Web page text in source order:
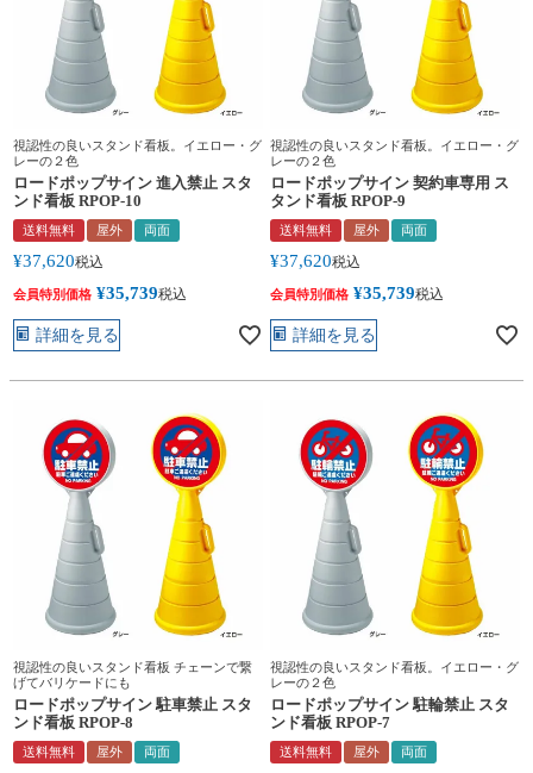
視認性の良いスタンド看板。イエロー・グ
レーの２色
ロードポップサイン 進入禁止 スタ
ンド看板 RPOP-10
送料無料 屋外 両面
¥37,620税込
会員特別価格 ¥35,739税込
詳細を見る
視認性の良いスタンド看板。イエロー・グ
レーの２色
ロードポップサイン 契約車専用 ス
タンド看板 RPOP-9
送料無料 屋外 両面
¥37,620税込
会員特別価格 ¥35,739税込
詳細を見る
視認性の良いスタンド看板 チェーンで繋
げてバリケードにも
ロードポップサイン 駐車禁止 スタ
ンド看板 RPOP-8
送料無料 屋外 両面
視認性の良いスタンド看板。イエロー・グ
レーの２色
ロードポップサイン 駐輪禁止 スタ
ンド看板 RPOP-7
送料無料 屋外 両面